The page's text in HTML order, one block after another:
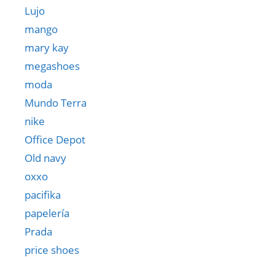
Lujo
mango
mary kay
megashoes
moda
Mundo Terra
nike
Office Depot
Old navy
oxxo
pacifika
papelería
Prada
price shoes